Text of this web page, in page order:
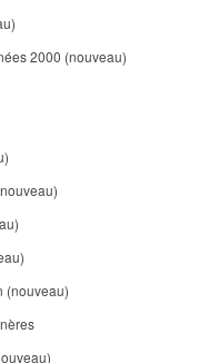
2000 (nouveau)
(nouveau)